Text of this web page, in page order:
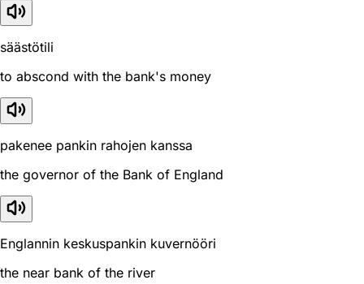
säästötili
to abscond with the bank's money
pakenee pankin rahojen kanssa
the governor of the Bank of England
Englannin keskuspankin kuvernööri
the near bank of the river